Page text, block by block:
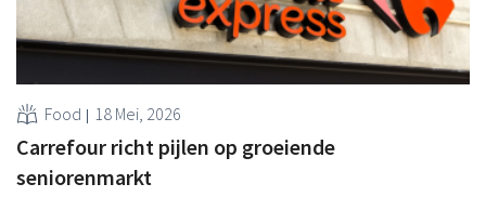
Food 18 Mei, 2026
Carrefour richt pijlen op groeiende
seniorenmarkt